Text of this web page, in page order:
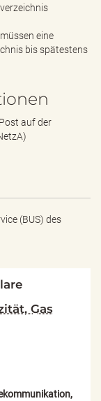
eine
bis spätestens
auf der
(BUS) des
Gas